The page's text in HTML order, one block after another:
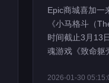
Epic商城喜加一
《小马格斗（
时间截止3月13
魂游戏《致命躯
2026-01-30